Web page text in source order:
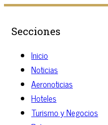
Secciones
Inicio
Noticias
Aeronoticias
Hoteles
Turismo y Negocios